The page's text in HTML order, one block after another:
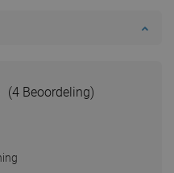
(4 Beoordeling)